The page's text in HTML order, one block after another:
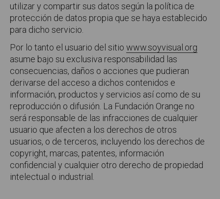
utilizar y compartir sus datos según la política de
protección de datos propia que se haya establecido
para dicho servicio.
Por lo tanto el usuario del sitio www.soyvisual.org
asume bajo su exclusiva responsabilidad las
consecuencias, daños o acciones que pudieran
derivarse del acceso a dichos contenidos e
información, productos y servicios así como de su
reproducción o difusión. La Fundación Orange no
será responsable de las infracciones de cualquier
usuario que afecten a los derechos de otros
usuarios, o de terceros, incluyendo los derechos de
copyright, marcas, patentes, información
confidencial y cualquier otro derecho de propiedad
intelectual o industrial.